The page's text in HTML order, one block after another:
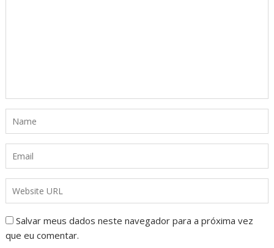
Salvar meus dados neste navegador para a próxima vez
que eu comentar.